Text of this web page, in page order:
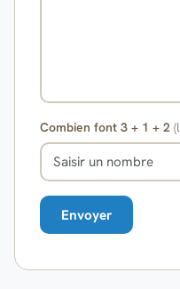
Combien font 3 + 1 + 2